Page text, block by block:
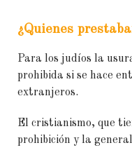
¿Quienes
Para los judíos la
prohibida si se hace
extranjeros.
El cristianismo, que
prohibición y la